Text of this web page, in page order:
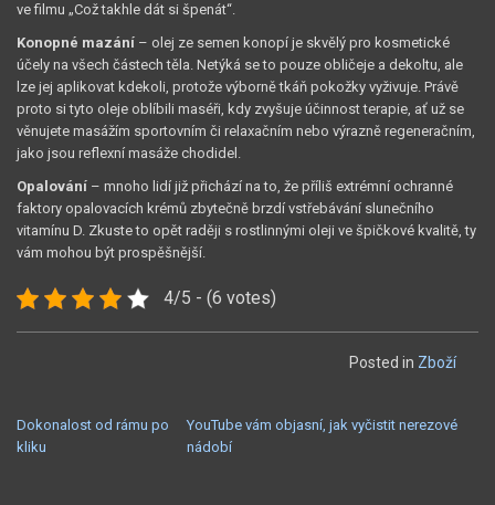
ve filmu „Což takhle dát si špenát“.
Konopné mazání – olej ze semen konopí je skvělý pro kosmetické
účely na všech částech těla. Netýká se to pouze obličeje a dekoltu, ale
lze jej aplikovat kdekoli, protože výborně tkáň pokožky vyživuje. Právě
proto si tyto oleje oblíbili maséři, kdy zvyšuje účinnost terapie, ať už se
věnujete masážím sportovním či relaxačním nebo výrazně regeneračním,
jako jsou reflexní masáže chodidel.
Opalování – mnoho lidí již přichází na to, že příliš extrémní ochranné
faktory opalovacích krémů zbytečně brzdí vstřebávání slunečního
vitamínu D. Zkuste to opět raději s rostlinnými oleji ve špičkové kvalitě, ty
vám mohou být prospěšnější.
4/5 - (6 votes)
Posted in Zboží
NAVIGACE
Dokonalost od rámu po
kliku
YouTube vám objasní, jak vyčistit nerezové
nádobí